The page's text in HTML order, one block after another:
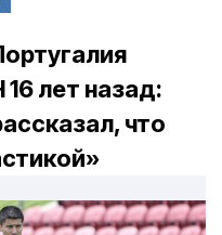
лет назад:
что